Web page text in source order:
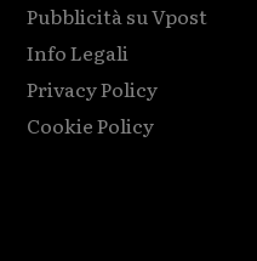
Pubblicità su Vpost
Info Legali
Privacy Policy
Cookie Policy